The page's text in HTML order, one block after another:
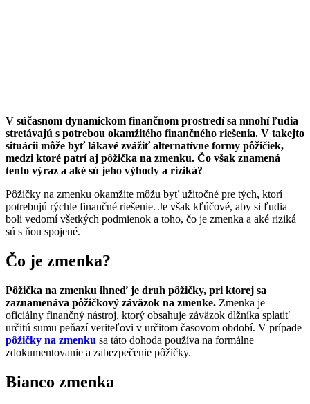
V súčasnom dynamickom finančnom prostredí sa mnohí ľudia
stretávajú s potrebou okamžitého finančného riešenia. V takejto
situácii môže byť lákavé zvážiť alternatívne formy pôžičiek,
medzi ktoré patrí aj pôžička na zmenku. Čo však znamená
tento výraz a aké sú jeho výhody a riziká?
Pôžičky na zmenku okamžite môžu byť užitočné pre tých, ktorí
potrebujú rýchle finančné riešenie. Je však kľúčové, aby si ľudia
boli vedomí všetkých podmienok a toho, čo je zmenka a aké riziká
sú s ňou spojené.
Čo je zmenka?
Pôžička na zmenku ihneď je druh pôžičky, pri ktorej sa
zaznamenáva pôžičkový záväzok na zmenke. Zmenka je
oficiálny finančný nástroj, ktorý obsahuje záväzok dlžníka splatiť
určitú sumu peňazí veriteľovi v určitom časovom období. V prípade
pôžičky na zmenku sa táto dohoda používa na formálne
zdokumentovanie a zabezpečenie pôžičky.
Bianco zmenka